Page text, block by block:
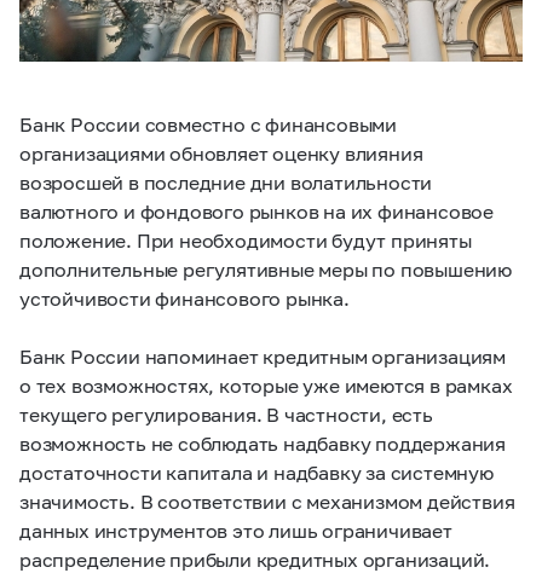
Банк России совместно с финансовыми
организациями обновляет оценку влияния
возросшей в последние дни волатильности
валютного и фондового рынков на их финансовое
положение. При необходимости будут приняты
дополнительные регулятивные меры по повышению
устойчивости финансового рынка.
Банк России напоминает кредитным организациям
о тех возможностях, которые уже имеются в рамках
текущего регулирования. В частности, есть
возможность не соблюдать надбавку поддержания
достаточности капитала и надбавку за системную
значимость. В соответствии с механизмом действия
данных инструментов это лишь ограничивает
распределение прибыли кредитных организаций.